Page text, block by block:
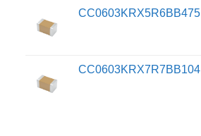
CC0603KRX5R6BB475
CC0603KRX7R7BB104